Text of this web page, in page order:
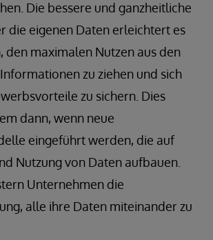
Die bessere und ganzheitliche
die eigenen Daten erleichtert es
den maximalen Nutzen aus den
zu ziehen und sich
zu sichern. Dies
dann, wenn neue
eingeführt werden, die auf
Nutzung von Daten aufbauen.
Unternehmen die
alle ihre Daten miteinander zu